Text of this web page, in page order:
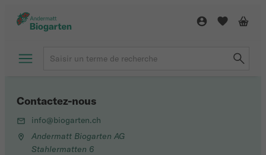
Contactez-nous
info@biogarten.ch
Andermatt Biogarten AG
Stahlermatten 6